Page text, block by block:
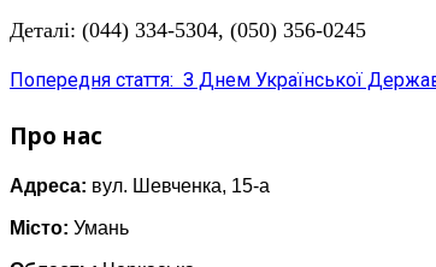
Деталі: (044) 334-5304, (050) 356-0245
Попередня стаття: З Днем Української
Про нас
Адреса: вул. Шевченка, 15-а
Місто: Умань